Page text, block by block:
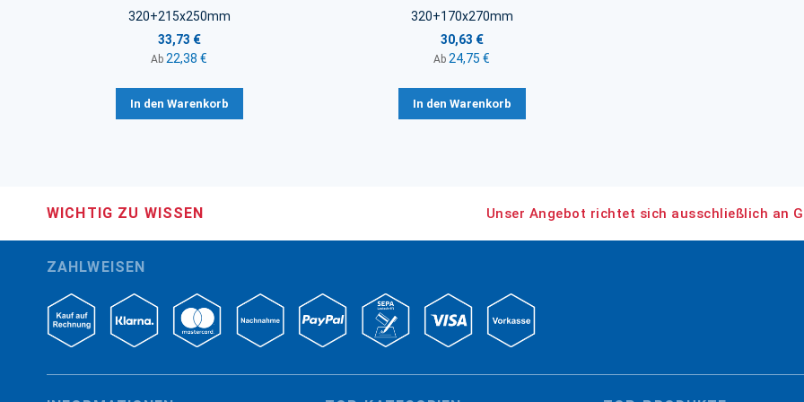
320+215x250mm
33,73 €
Ab 22,38 €
In den Warenkorb
320+170x270mm
30,63 €
Ab 24,75 €
In den Warenkorb
WICHTIG ZU WISSEN Unser Angebot richtet sich ausschließlich an
ZAHLWEISEN